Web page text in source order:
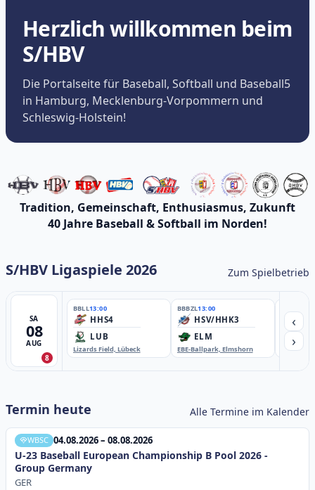
Herzlich willkommen beim
S/HBV
Die Portalseite für Baseball, Softball und Baseball5
in Hamburg, Mecklenburg-Vorpommern und
Schleswig-Holstein!
Tradition, Gemeinschaft, Enthusiasmus, Zukunft
40 Jahre Baseball & Softball im Norden!
S/HBV Ligaspiele 2026 Zum Spielbetrieb
SA
08
AUG
8
BBLL13:00
HHS4
LUB
Lizards Field, Lübeck
BBBZL13:00
HSV/HHK3
ELM
EBE-Ballpark, Elmshorn
‹
›
Termin heute Alle Termine im Kalender
WBSC 04.08.2026 – 08.08.2026
U-23 Baseball European Championship B Pool 2026 -
Group Germany
GER